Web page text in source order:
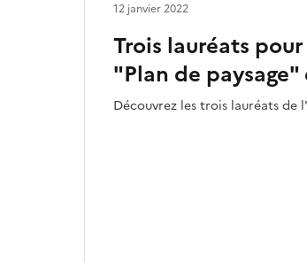
Trois lauréats
"Plan de
Découvrez les trois lauréats de
12 janvier 2022